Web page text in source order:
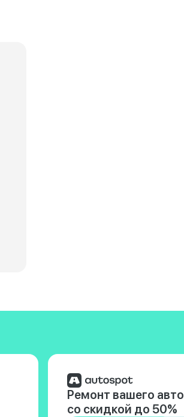
характеристики LADA Granta Sport
Ремонт вашего авто
со скидкой до 50%